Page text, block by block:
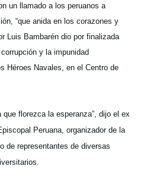
un llamado a los peruanos a
“que anida en los corazones y
Luis Bambarén dio por finalizada
y la impunidad
Héroes Navales, en el Centro de
florezca la esperanza”, dijo el ex
Peruana, organizador de la
de representantes de diversas